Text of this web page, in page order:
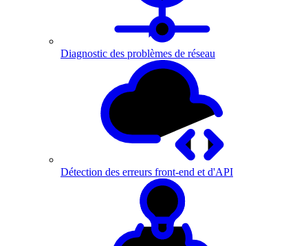
Diagnostic des problèmes de réseau
Détection des erreurs front-end et d'API